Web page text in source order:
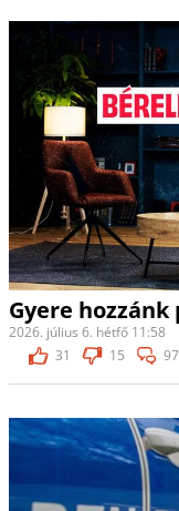
Gyere
2026. július 6. hétfő 11:58
31
15 97